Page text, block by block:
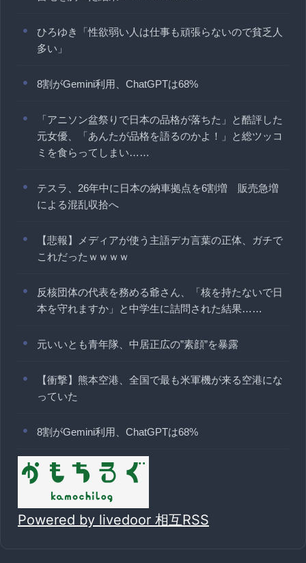
ひろゆき「性欲弱い人は仕事も頑張らないので貧乏人
多い」
8割がGemini利用、ChatGPTは68%
「アニソン盆祭りで日本の品格が落ちた」と酷評した
元女優、「あんたが品格を語るのかよ！」と総ツッコ
ミを食らってしまい……
テスラ、26年中に日本の納車拠点を6割増 販売急増
による混乱収拾へ
【悲報】メディアが使う主語デカ言葉の正体、ガチで
これだったｗｗｗｗ
反核団体の代表を務める爺さん、「核を持たないで日
本を守れますか」と中学生に詰問された結果……
元いいとも青年隊、中居正広の”素顔”を暴露
【衝撃】熊本空港、全国で最も米軍機が来る空港にな
っていた
8割がGemini利用、ChatGPTは68%
Powered by livedoor 相互RSS